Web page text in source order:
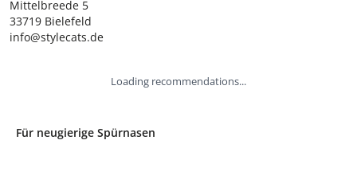
Mittelbreede 5
33719 Bielefeld
info@stylecats.de
Loading recommendations...
Für neugierige Spürnasen